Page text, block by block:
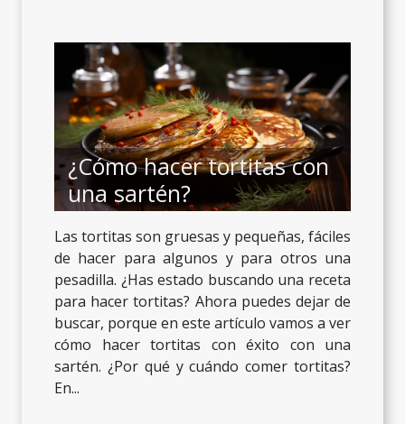
¿Cómo hacer tortitas con
una sartén?
Las tortitas son gruesas y pequeñas, fáciles
de hacer para algunos y para otros una
pesadilla. ¿Has estado buscando una receta
para hacer tortitas? Ahora puedes dejar de
buscar, porque en este artículo vamos a ver
cómo hacer tortitas con éxito con una
sartén. ¿Por qué y cuándo comer tortitas?
En...